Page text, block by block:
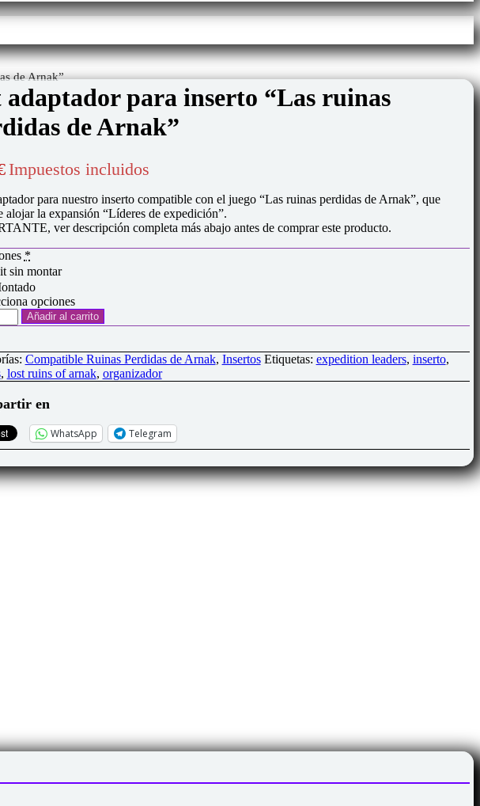
de Arnak”
para inserto “Las ruinas
de Arnak”
Impuestos incluidos
para nuestro inserto compatible con el juego “Las ruinas perdidas de Arnak”, que
alojar la expansión “Líderes de expedición”.
ver descripción completa más abajo antes de comprar este producto.
*
sin montar
opciones
Añadir al carrito
Compatible Ruinas Perdidas de Arnak, Insertos Etiquetas: expedition leaders, inserto,
, lost ruins of arnak, organizador
en
WhatsApp Telegram